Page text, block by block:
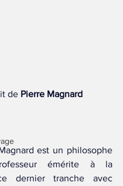
de Pierre Magnard
émérite à la
dernier tranche avec